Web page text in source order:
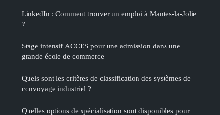
LinkedIn : Comment trouver un emploi à Mantes-la-Jolie
?
Stage intensif ACCES pour une admission dans une
grande école de commerce
Quels sont les critères de classification des systèmes de
convoyage industriel ?
Quelles options de spécialisation sont disponibles pour